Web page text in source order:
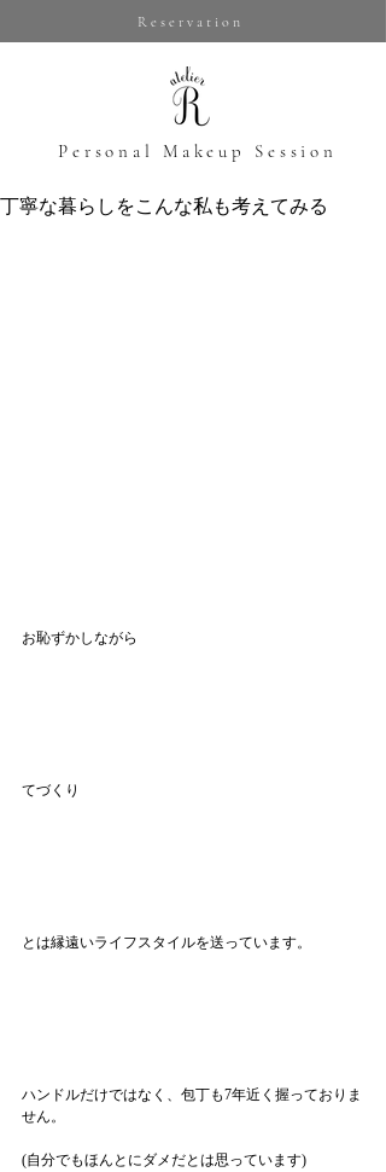
Reservation
​Personal Makeup Session
丁寧な暮らしをこんな私も考えてみる
お恥ずかしながら
てづくり
とは縁遠いライフスタイルを送っています。
ハンドルだけではなく、包丁も7年近く握っておりま
せん。
(自分でもほんとにダメだとは思っています)